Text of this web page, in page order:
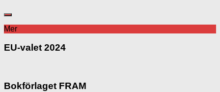
Mer
EU-valet 2024
Bokförlaget FRAM